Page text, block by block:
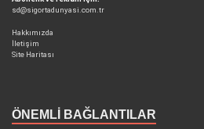
sd@sigortadunyasi.com.tr
Hakkımızda
İletişim
Site Haritası
ÖNEMLI BAĞLANTILAR